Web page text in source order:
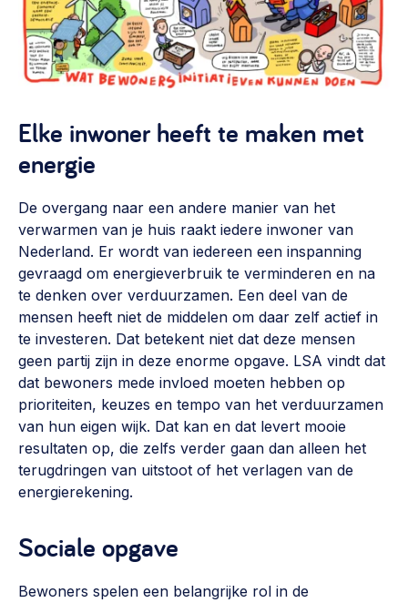
Buurtenergie
Energiecollectieven, buurt vergroenen, SDG >
Meebeslissen
Samenwerken en lokale politiek
Lobbyen, invloed uitoefenen, maatschappelijke impact >
Omgevingswet en gebiedsontwikkeling
invoering omgevingswet, participatie,
gebiedsontwikkeling>
Elke inwoner heeft te maken met
energie
De overgang naar een andere manier van het
verwarmen van je huis raakt iedere inwoner van
Nederland. Er wordt van iedereen een inspanning
gevraagd om energieverbruik te verminderen en na
te denken over verduurzamen. Een deel van de
mensen heeft niet de middelen om daar zelf actief in
te investeren. Dat betekent niet dat deze mensen
geen partij zijn in deze enorme opgave. LSA vindt dat
dat bewoners mede invloed moeten hebben op
prioriteiten, keuzes en tempo van het verduurzamen
van hun eigen wijk. Dat kan en dat levert mooie
resultaten op, die zelfs verder gaan dan alleen het
terugdringen van uitstoot of het verlagen van de
energierekening.
Sociale opgave
Bewoners spelen een belangrijke rol in de